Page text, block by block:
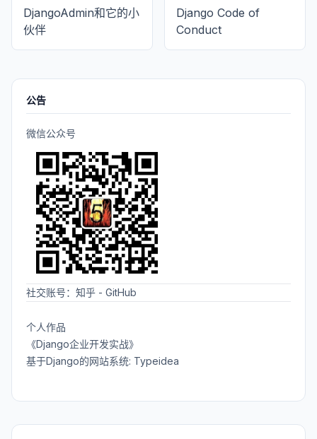
DjangoAdmin和它的小
伙伴
Django Code of
Conduct
公告
微信公众号
社交账号： 知乎 - GitHub
个人作品
《Django企业开发实战》
基于Django的网站系统: Typeidea